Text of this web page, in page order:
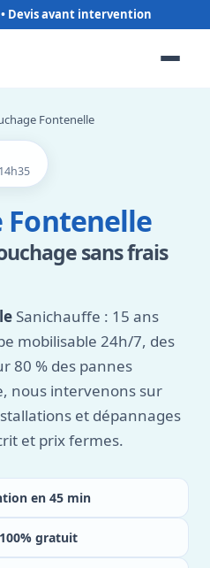
Fontenelle
Fontenelle
sans frais
Sanichauffe : 15 ans
mobilisable 24h/7, des
80 % des pannes
nous intervenons sur
et dépannages
et prix fermes.
en 45 min
gratuit